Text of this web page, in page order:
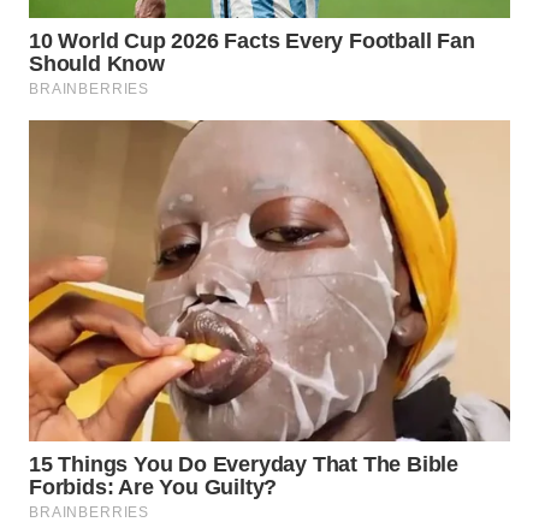
Wahana
Media
Group
WAHANA
ADVOKAT
WAHANA
INFRASTRUKTUR
WAHANA
KONSUMEN